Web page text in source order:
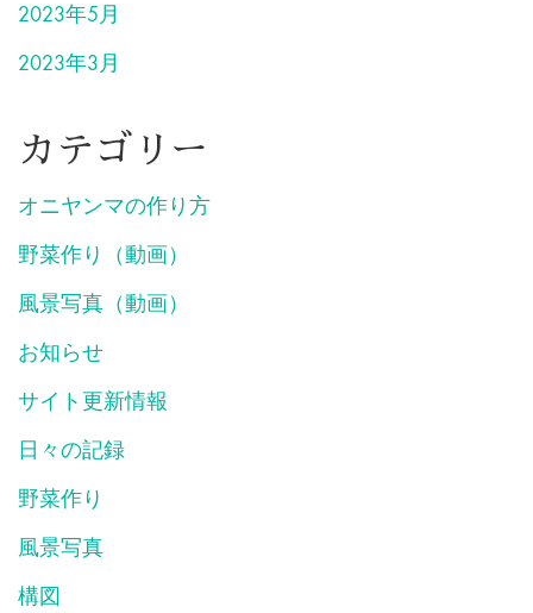
2023年5月
2023年3月
カテゴリー
オニヤンマの作り方
野菜作り（動画）
風景写真（動画）
お知らせ
サイト更新情報
日々の記録
野菜作り
風景写真
構図